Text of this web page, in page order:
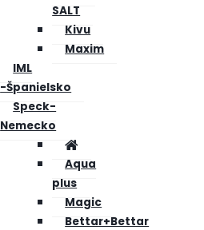
SALT
Kivu
Maxim
IML
-Španielsko
Speck-
Nemecko
Aqua
plus
Magic
Bettar+Bettar